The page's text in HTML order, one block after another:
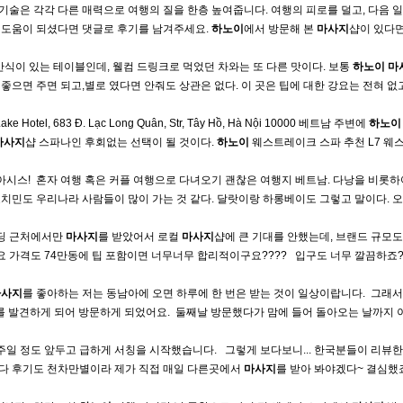
은 각각 다른 매력으로 여행의 질을 한층 높여줍니다. 여행의 피로를 덜고, 다음
움이 되셨다면 댓글로 후기를 남겨주세요. 하노이 에서 방문해 본 마사지 샵이 있다
이 있는 테이블인데, 웰컴 드링크로 먹었던 차와는 또 다른 맛이다. 보통 하노이 마
으면 주면 되고,별로 였다면 안줘도 상관은 없다. 이 곳은 팁에 대한 강요는 전혀 없
Hotel, 683 Đ. Lạc Long Quân, Str, Tây Hồ, Hà Nội 10000 베트남 주변에 하노이
사지 샵 스파나인 후회없는 선택이 될 것이다. 하노이 웨스트레이크 스파 추천 L7 웨
스! ​ 혼자 여행 혹은 커플 여행으로 다녀오기 괜찮은 여행지 베트남. 다낭을 비롯하
민도 우리나라 사람들이 많이 가는 것 같다. 달랏이랑 하롱베이도 그렇고 말이다.
근처에서만 마사지 를 받았어서 로컬 마사지 샵에 큰 기대를 안했는데, 브랜드 규모
가격도 74만동에 팁 포함이면 너무너무 합리적이구요???? ​ ​ 입구도 너무 깔끔하죠
지 를 좋아하는 저는 동남아에 오면 하루에 한 번은 받는 것이 일상이랍니다. ​ 그래
발견하게 되어 방문하게 되었어요. ​ 둘째날 방문했다가 맘에 들어 돌아오는 날까지
정도 앞두고 급하게 서칭을 시작했습니다. ​ ​ 그렇게 보다보니... 한국분들이 리뷰
후기도 천차만별이라 제가 직접 매일 다른곳에서 마사지 를 받아 봐야겠다~ 결심했